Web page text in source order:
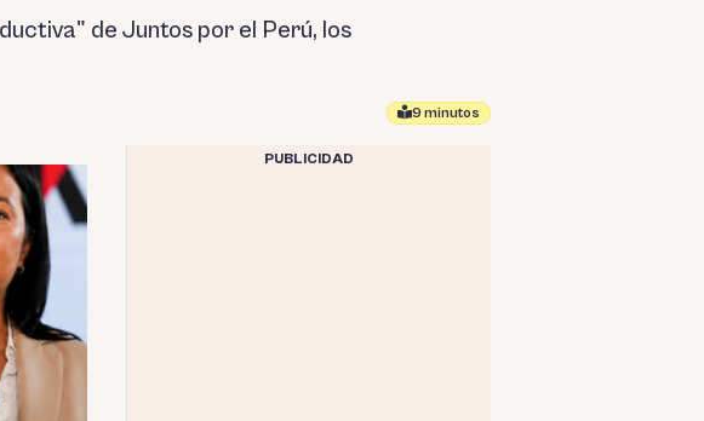
de Juntos por el Perú, los
9 minutos
PUBLICIDAD